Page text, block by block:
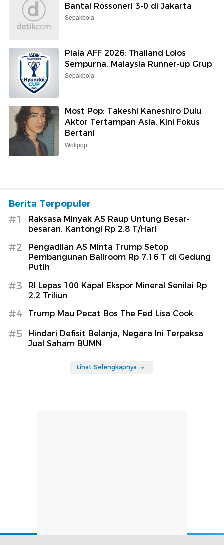
Bantai Rossoneri 3-0 di Jakarta
Sepakbola
Piala AFF 2026: Thailand Lolos
Sempurna, Malaysia Runner-up Grup
Sepakbola
Most Pop: Takeshi Kaneshiro Dulu
Aktor Tertampan Asia, Kini Fokus
Bertani
Wolipop
Berita Terpopuler
#1
Raksasa Minyak AS Raup Untung Besar-
besaran, Kantongi Rp 2,8 T/Hari
#2
Pengadilan AS Minta Trump Setop
Pembangunan Ballroom Rp 7,16 T di Gedung
Putih
#3
RI Lepas 100 Kapal Ekspor Mineral Senilai Rp
2,2 Triliun
#4 Trump Mau Pecat Bos The Fed Lisa Cook
#5
Hindari Defisit Belanja, Negara Ini Terpaksa
Jual Saham BUMN
Lihat Selengkapnya